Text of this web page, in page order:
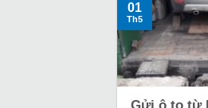
01
Th5